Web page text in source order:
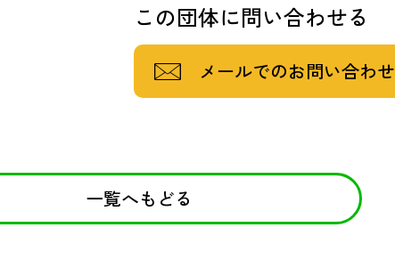
この団体に問い合わせる
メールでのお問い合わせ
一覧へもどる